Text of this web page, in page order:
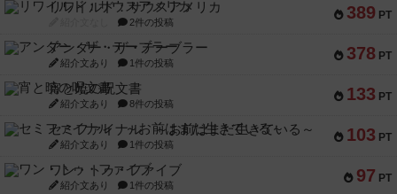
389 PT
リワイルド：サウスアメリカ
2件の投稿
378 PT
アンダー・ザ・テーブラー
紹介文あり 1件の投稿
133 PT
宵と暁の呪文書
紹介文あり 8件の投稿
103 PT
セミファイナル ～お前はまだ生きている～
紹介文あり 1件の投稿
97 PT
ワン・トゥ・ファイブ
紹介文あり 1件の投稿